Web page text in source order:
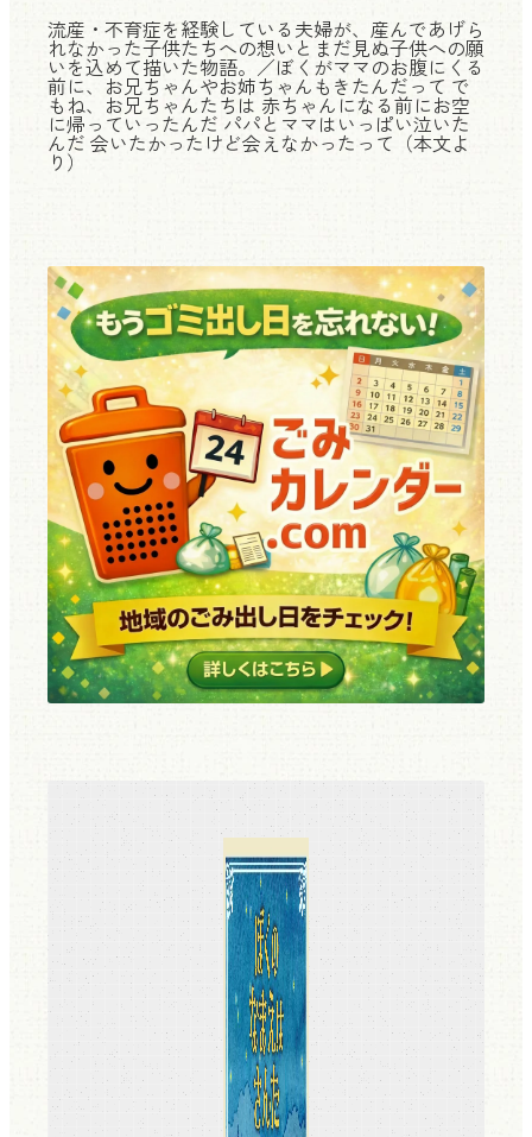
流産・不育症を経験している夫婦が、産んであげら
れなかった子供たちへの想いとまだ見ぬ子供への願
いを込めて描いた物語。／ぼくがママのお腹にくる
前に、お兄ちゃんやお姉ちゃんもきたんだって で
もね、お兄ちゃんたちは 赤ちゃんになる前にお空
に帰っていったんだ パパとママはいっぱい泣いた
んだ 会いたかったけど会えなかったって（本文よ
り）